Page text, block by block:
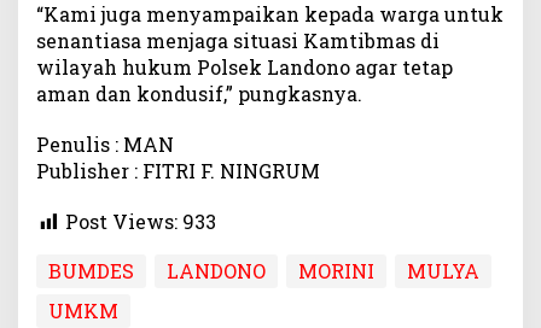
“Kami juga menyampaikan kepada warga untuk
senantiasa menjaga situasi Kamtibmas di
wilayah hukum Polsek Landono agar tetap
aman dan kondusif,” pungkasnya.
Penulis : MAN
Publisher : FITRI F. NINGRUM
Post Views: 933
BUMDES
LANDONO MORINI
MULYA
UMKM